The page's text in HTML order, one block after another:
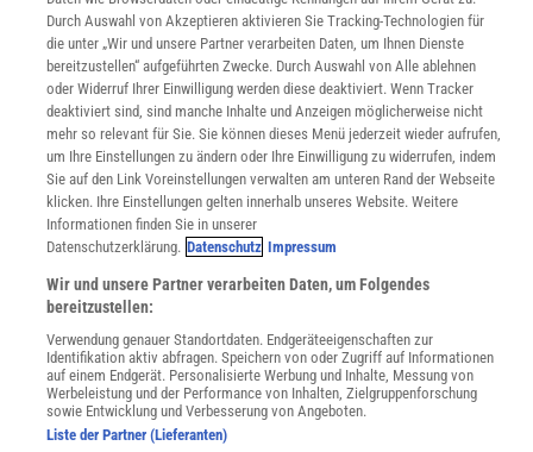
Zugänglichkeitserklärung
WEBSEITEN
KielSCN
Wissenschaft in die Schulen
SciLogs
Uns finden Sie auch hier:
Durch Auswahl von Akzeptieren aktivieren Sie Tracking-Technologien für
die unter „Wir und unsere Partner verarbeiten Daten, um Ihnen Dienste
bereitzustellen“ aufgeführten Zwecke. Durch Auswahl von Alle ablehnen
oder Widerruf Ihrer Einwilligung werden diese deaktiviert. Wenn Tracker
deaktiviert sind, sind manche Inhalte und Anzeigen möglicherweise nicht
mehr so relevant für Sie. Sie können dieses Menü jederzeit wieder aufrufen,
um Ihre Einstellungen zu ändern oder Ihre Einwilligung zu widerrufen, indem
Sie auf den Link Voreinstellungen verwalten am unteren Rand der Webseite
klicken. Ihre Einstellungen gelten innerhalb unseres Website. Weitere
Informationen finden Sie in unserer
Datenschutzerklärung. Datenschutz Impressum
Wir und unsere Partner verarbeiten Daten, um Folgendes
bereitzustellen:
Verwendung genauer Standortdaten. Endgeräteeigenschaften zur
Identifikation aktiv abfragen. Speichern von oder Zugriff auf Informationen
auf einem Endgerät. Personalisierte Werbung und Inhalte, Messung von
Werbeleistung und der Performance von Inhalten, Zielgruppenforschung
sowie Entwicklung und Verbesserung von Angeboten.
Liste der Partner (Lieferanten)